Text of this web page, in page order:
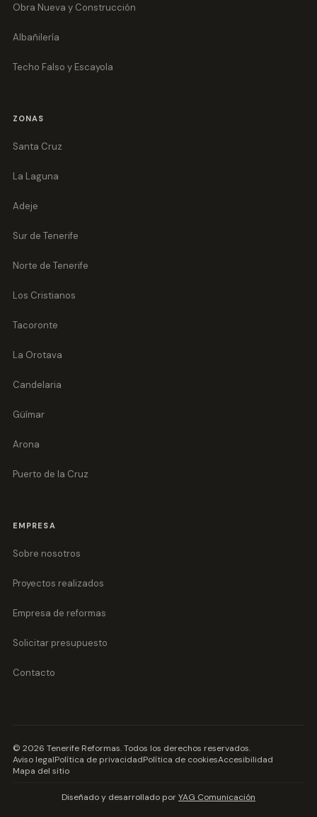
Obra Nueva y Construcción
Albañilería
Techo Falso y Escayola
ZONAS
Santa Cruz
La Laguna
Adeje
Sur de Tenerife
Norte de Tenerife
Los Cristianos
Tacoronte
La Orotava
Candelaria
Güímar
Arona
Puerto de la Cruz
EMPRESA
Sobre nosotros
Proyectos realizados
Empresa de reformas
Solicitar presupuesto
Contacto
© 2026 Tenerife Reformas. Todos los derechos reservados.
Aviso legalPolítica de privacidadPolítica de cookiesAccesibilidad
Mapa del sitio
Diseñado y desarrollado porYAG Comunicación